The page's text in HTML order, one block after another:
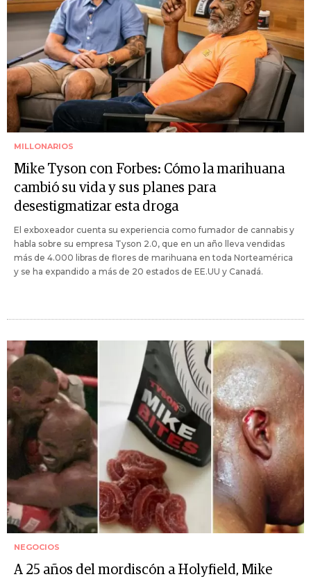
MILLONARIOS
Mike Tyson con Forbes: Cómo la marihuana
cambió su vida y sus planes para
desestigmatizar esta droga
El exboxeador cuenta su experiencia como fumador de cannabis y
habla sobre su empresa Tyson 2.0, que en un año lleva vendidas
más de 4.000 libras de flores de marihuana en toda Norteamérica
y se ha expandido a más de 20 estados de EE.UU y Canadá.
NEGOCIOS
A 25 años del mordiscón a Holyfield, Mike